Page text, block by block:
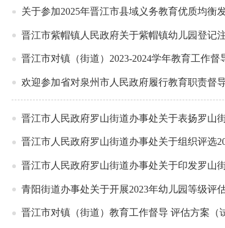
关于参加2025年晋江市县域义务教育优质均衡
晋江市紫帽镇人民政府关于紫帽镇幼儿园登记
晋江市对镇（街道）2023-2024学年教育工作
欢迎参加省对泉州市人民政府履行教育职责督
晋江市人民政府罗山街道办事处关于表扬罗山
晋江市人民政府罗山街道办事处关于组织评选
晋江市人民政府罗山街道办事处关于印发罗山
青阳街道办事处关于开展2023年幼儿园等级评
晋江市对镇（街道）教育工作督导 评估方案（